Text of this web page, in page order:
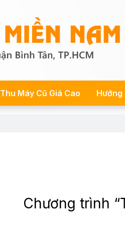
Thu Máy Cũ Giá Cao Hướng
Chương trình